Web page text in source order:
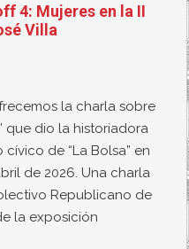
4: Mujeres en la II
Villa
la charla sobre
que dio la historiadora
de “La Bolsa” en
de 2026. Una charla
Republicano de
la exposición